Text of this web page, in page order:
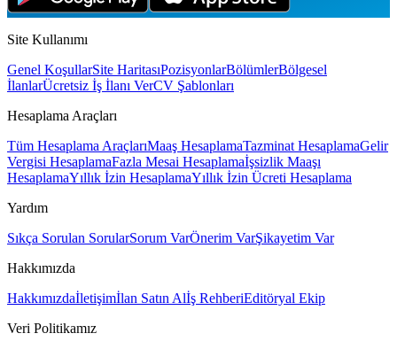
Site Kullanımı
Genel KoşullarSite HaritasıPozisyonlarBölümlerBölgesel
İlanlarÜcretsiz İş İlanı VerCV Şablonları
Hesaplama Araçları
Tüm Hesaplama AraçlarıMaaş HesaplamaTazminat HesaplamaGelir
Vergisi HesaplamaFazla Mesai Hesaplamaİşsizlik Maaşı
HesaplamaYıllık İzin HesaplamaYıllık İzin Ücreti Hesaplama
Yardım
Sıkça Sorulan SorularSorum VarÖnerim VarŞikayetim Var
Hakkımızda
Hakkımızdaİletişimİlan Satın Alİş RehberiEditöryal Ekip
Veri Politikamız